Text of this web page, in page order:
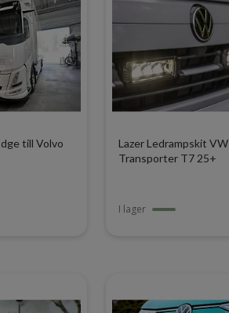
till Volvo
Lazer Ledrampskit VW
Transporter T7 25+
I lager